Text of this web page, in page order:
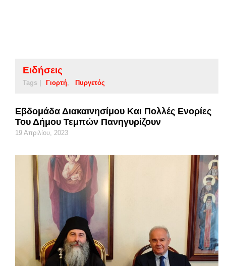
Ειδήσεις
Tags | Γιορτή Πυργετός
Εβδομάδα Διακαινησίμου Και Πολλές Ενορίες
Του Δήμου Τεμπών Πανηγυρίζουν
19 Απριλίου, 2023